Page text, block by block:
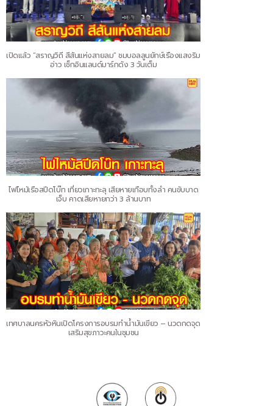
เปิดแล้ว “สราญวิถี สีสันแห่งสายลม” ชมบอลลูนยักษ์เรืองแสงริม
อ่าว เช็กอินแลนด์มาร์กดัง 3 วันเต็ม
ไฟไหม้เรือสปีดโบ๊ท เที่ยวเกาะทะลุ เสียหายเกือบทั้งลำ คนขับบาด
เจ็บ คาดเสียหายกว่า 3 ล้านบาท
เทศบาลนครหัวหินเปิดโครงการอบรมทำน้ำมันเขียว – นวดกดจุด
เสริมสุขภาวะคนในชุมชน